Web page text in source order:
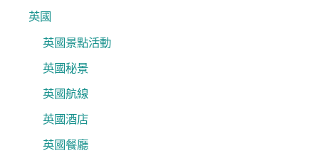
英國
英國景點活動
英國秘景
英國航線
英國酒店
英國餐廳